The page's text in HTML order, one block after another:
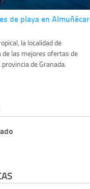
de playa en Almuñécar
la localidad de
de las mejores ofertas de
de Granada.